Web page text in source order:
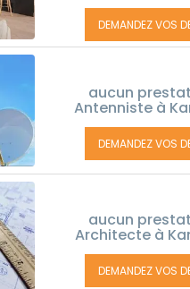
DEMANDEZ VOS
aucun
Antenniste à
DEMANDEZ VOS
aucun
Architecte à
DEMANDEZ VOS